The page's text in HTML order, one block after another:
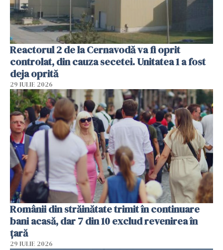
Reactorul 2 de la Cernavodă va fi oprit
controlat, din cauza secetei. Unitatea 1 a fost
deja oprită
29 IULIE 2026
Românii din străinătate trimit în continuare
bani acasă, dar 7 din 10 exclud revenirea în
țară
29 IULIE 2026